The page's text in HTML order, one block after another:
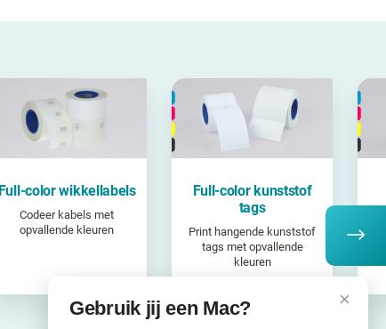
Full-color wikkellabels
Codeer kabels met
opvallende kleuren
Full-color kunststof
tags
Print hangende kunststof
tags met opvallende
kleuren
×
Gebruik jij een Mac?